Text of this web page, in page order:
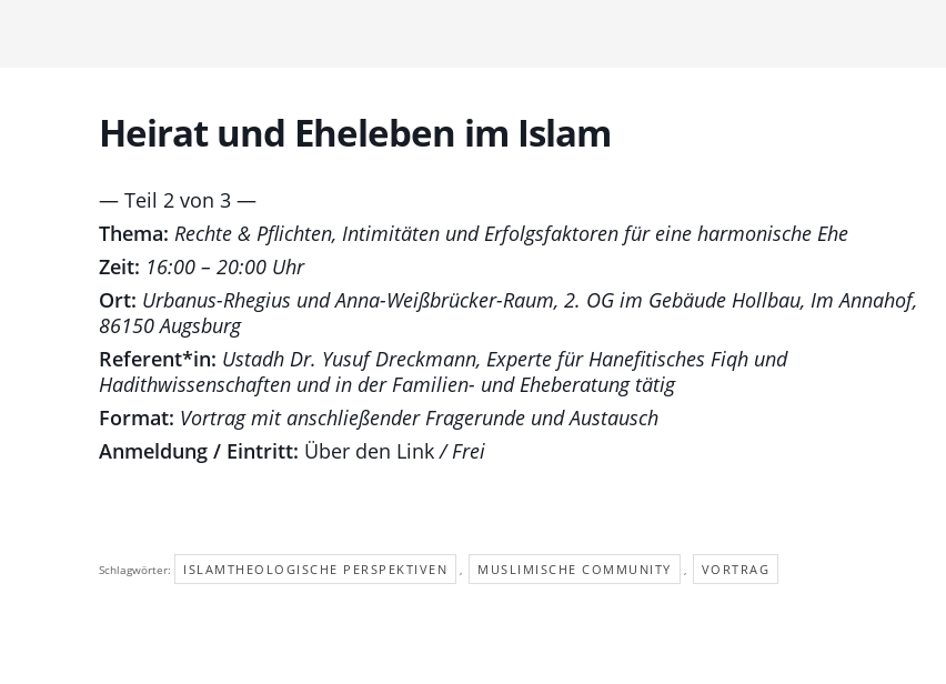
Heirat und Eheleben im Islam
— Teil 2 von 3 —
Thema: Rechte & Pflichten, Intimitäten und Erfolgsfaktoren für eine harmonische Ehe
Zeit: 16:00 – 20:00 Uhr
Ort: Urbanus-Rhegius und Anna-Weißbrücker-Raum, 2. OG im Gebäude Hollbau, Im Annahof,
86150 Augsburg
Referent*in: Ustadh Dr. Yusuf Dreckmann, Experte für Hanefitisches Fiqh und
Hadithwissenschaften und in der Familien- und Eheberatung tätig
Format: Vortrag mit anschließender Fragerunde und Austausch
Anmeldung / Eintritt: Über den Link/ Frei
Schlagwörter: ISLAMTHEOLOGISCHE PERSPEKTIVEN , MUSLIMISCHE COMMUNITY , VORTRAG